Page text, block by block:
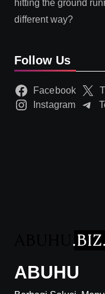
hitting the ground
different way?
Follow Us
Facebook
Instagram
ABUHU